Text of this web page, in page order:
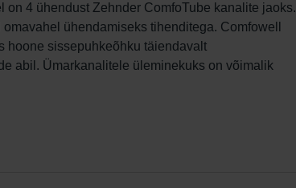
4 ühendust Zehnder ComfoTube kanalite jaoks.
ühendamiseks tihenditega. Comfowell
hoone sissepuhkeõhku täiendavalt
abil. Ümarkanalitele üleminekuks on võimalik